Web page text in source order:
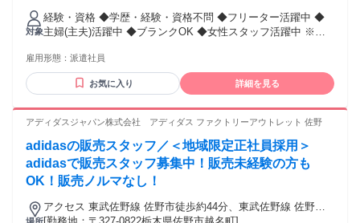
264,000円 残業はほとんどありません。 ●交通費別途全額支給
※面接は佐野アウトレットでの現地面接も可能です。 ※うれ
しい給料週払い出来ます！ 【交通費】 車・バイク通勤OK！
ガソリン代は全額支給◎
対象
経験・資格 ◆学歴・経験・資格不問 ◆フリーター活躍中 ◆
主婦(主夫)活躍中 ◆ブランクOK ◆女性スタッフ活躍中 ※当
による)
雇用形態： 派遣社員
お気に入り 詳細を見る
アディダスジャパン株式会社 アディダス ファクトリーアウトレット 佐野
adidasの販売スタッフ／＜地域限定正社員採用＞
adidasで販売スタッフ募集中！販売未経験の方も
OK！販売ノルマなし！
アクセス 東武佐野線 佐野市徒歩約44分、東武佐野線 佐野南